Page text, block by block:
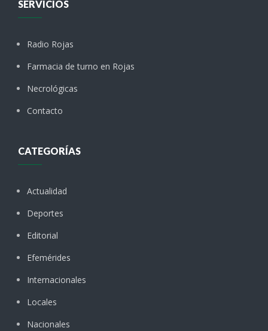
SERVICIOS
Radio Rojas
Farmacia de turno en Rojas
Necrológicas
Contacto
CATEGORÍAS
Actualidad
Deportes
Editorial
Efemérides
Internacionales
Locales
Nacionales